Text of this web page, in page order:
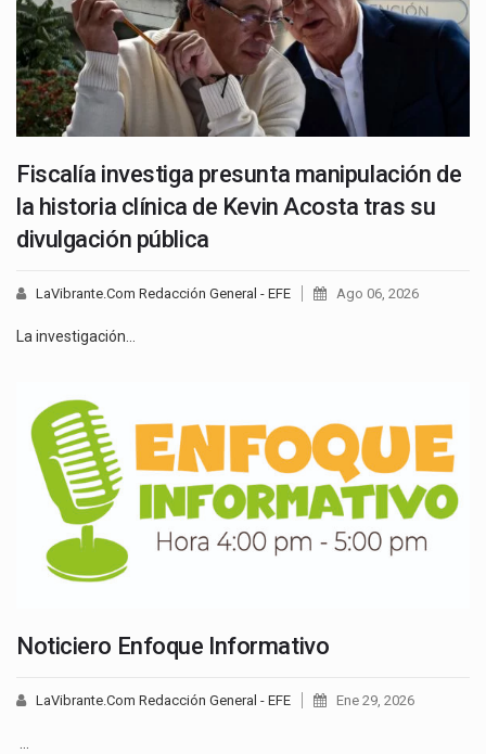
Fiscalía investiga presunta manipulación de
la historia clínica de Kevin Acosta tras su
divulgación pública
LaVibrante.Com Redacción General - EFE Ago 06, 2026
La investigación…
Noticiero Enfoque Informativo
LaVibrante.Com Redacción General - EFE Ene 29, 2026
…